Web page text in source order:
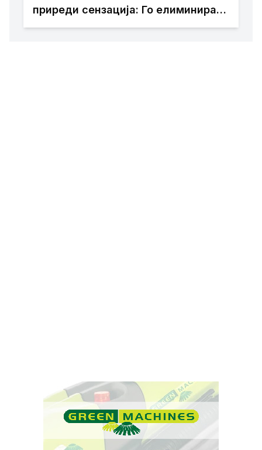
приреди сензација: Го елиминира
актуелниот освојувач на Купот на